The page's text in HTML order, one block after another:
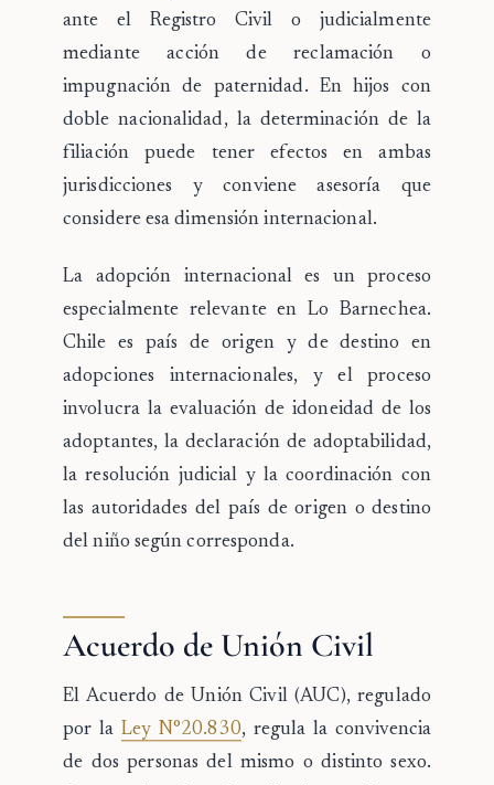
ante el Registro Civil o judicialmente
mediante acción de reclamación o
impugnación de paternidad. En hijos con
doble nacionalidad, la determinación de la
filiación puede tener efectos en ambas
jurisdicciones y conviene asesoría que
considere esa dimensión internacional.
La adopción internacionales un proceso
especialmente relevante en Lo Barnechea.
Chile es país de origen y de destino en
adopciones internacionales, y el proceso
involucra la evaluación de idoneidad de los
adoptantes, la declaración de adoptabilidad,
la resolución judicial y la coordinación con
las autoridades del país de origen o destino
del niño según corresponda.
Acuerdo de Unión Civil
El Acuerdo de Unión Civil(AUC), regulado
por la Ley N°20.830, regula la convivencia
de dos personas del mismo o distinto sexo.